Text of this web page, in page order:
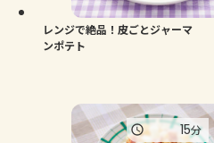
レンジで絶品！皮ごとジャーマ
ンポテト
15分